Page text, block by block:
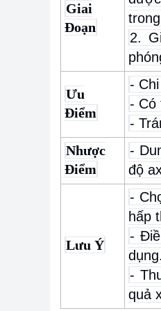
Giai
Đoạn
2.
Ưu
Điểm
-
- Có
-
Nhược
Điểm
-
độ
Lưu Ý
-
hấp
-
dụng.
-
quả